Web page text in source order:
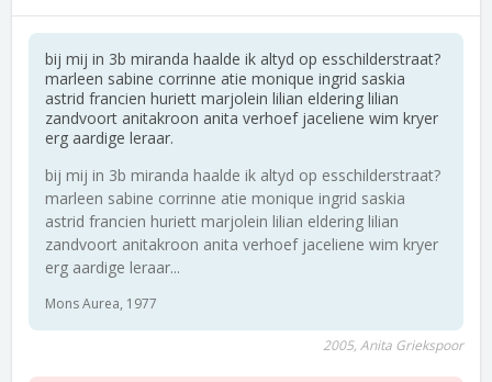
bij mij in 3b miranda haalde ik altyd op esschilderstraat?
marleen sabine corrinne atie monique ingrid saskia
astrid francien huriett marjolein lilian eldering lilian
zandvoort anitakroon anita verhoef jaceliene wim kryer
erg aardige leraar.
bij mij in 3b miranda haalde ik altyd op esschilderstraat?
marleen sabine corrinne atie monique ingrid saskia
astrid francien huriett marjolein lilian eldering lilian
zandvoort anitakroon anita verhoef jaceliene wim kryer
erg aardige leraar...
Mons Aurea, 1977
2005, Anita Griekspoor